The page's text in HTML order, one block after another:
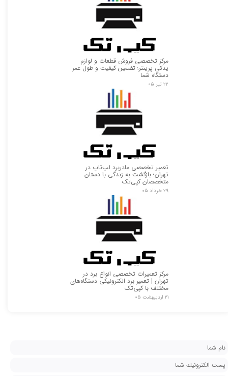
مرکز تخصصی فروش قطعات و لوازم
یدکی پرینتر؛ تضمین کیفیت و طول عمر
دستگاه شما
۲۲ تیر ۰۵
تعمیر تخصصی مادربرد لپ‌تاپ در
تهران؛ بازگشت به زندگی با دستان
متخصصان کپی‌تک
۲۹ خرداد ۰۵
مرکز تعمیرات تخصصی انواع برد در
تهران | تعمیر برد الکترونیکی دستگاه‌های
مختلف با کپی‌تک
۲۱ اردیبهشت ۰۵